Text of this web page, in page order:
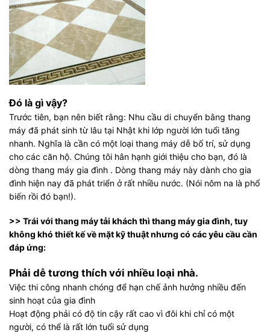
Đó là gì vậy?
Trước tiên, bạn nên biết rằng: Nhu cầu di chuyển bằng thang
máy đã phát sinh từ lâu tại Nhật khi lớp người lớn tuổi tăng
nhanh. Nghĩa là cần có một loại thang máy dễ bố trí, sử dụng
cho các căn hộ. Chúng tôi hân hạnh giới thiệu cho bạn, đó là
dòng thang máy gia đình . Dòng thang máy này dành cho gia
đình hiện nay đã phát triển ở rất nhiều nước. (Nói nôm na là phổ
biến rồi đó bạn!).
>> Trái với thang máy tải khách thì thang máy gia đình, tuy
không khó thiết kế về mặt kỹ thuật nhưng có các yêu cầu cần
đáp ứng:
Phải dễ tương thích với nhiều loại nhà.
Việc thi công nhanh chóng để hạn chế ảnh hưởng nhiều đến
sinh hoạt của gia đình
Hoạt động phải có độ tin cậy rất cao vì đôi khi chỉ có một
người, có thể là rất lớn tuổi sử dụng